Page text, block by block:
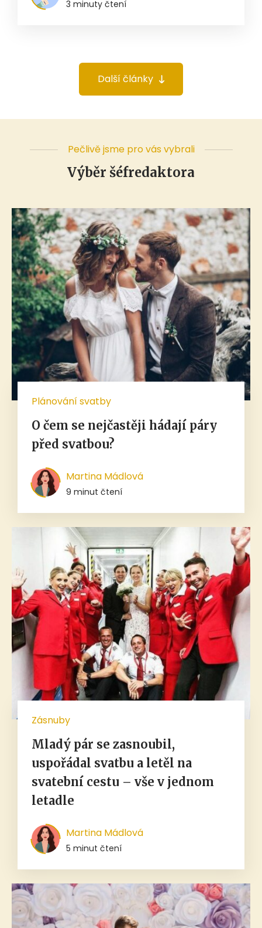
3 minuty čtení
Další články
Pečlivě jsme pro vás vybrali
Výběr šéfredaktora
Plánování svatby
O čem se nejčastěji hádají páry
před svatbou?
Martina Mádlová
9 minut čtení
Zásnuby
Mladý pár se zasnoubil,
uspořádal svatbu a letěl na
svatební cestu – vše v jednom
letadle
Martina Mádlová
5 minut čtení